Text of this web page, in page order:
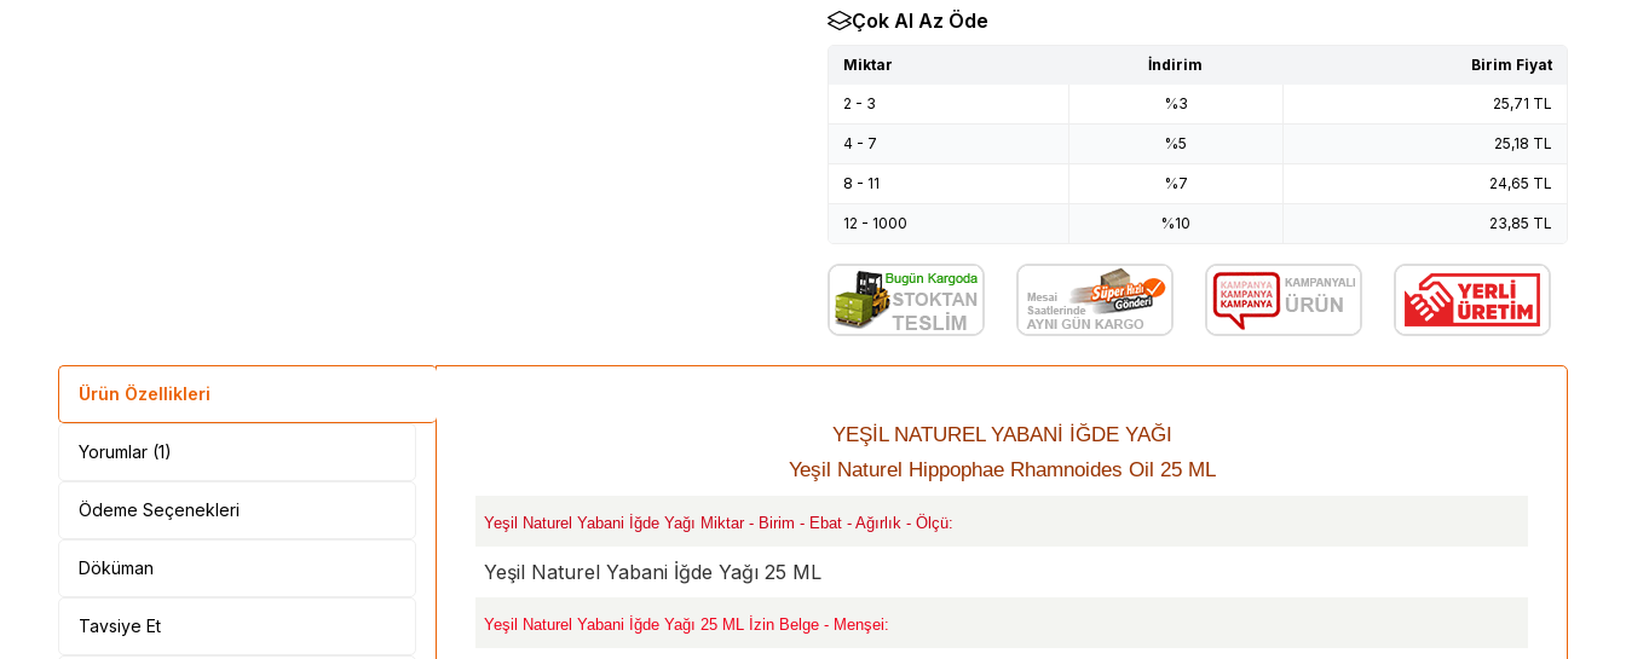
Çok Al Az Öde
Miktar İndirim Birim Fiyat
2 - 3 %3 25,71 TL
4 - 7 %5 25,18 TL
8 - 11 %7 24,65 TL
12 - 1000 %10 23,85 TL
Ürün Özellikleri
Yorumlar (1)
Ödeme Seçenekleri
Döküman
Tavsiye Et
YEŞİL NATUREL YABANİ İĞDE YAĞI
Yeşil Naturel Hippophae Rhamnoides Oil 25 ML
Yeşil Naturel Yabani İğde Yağı Miktar - Birim - Ebat - Ağırlık - Ölçü:
Yeşil Naturel Yabani İğde Yağı 25 ML
Yeşil Naturel Yabani İğde Yağı 25 ML İzin Belge - Menşei: